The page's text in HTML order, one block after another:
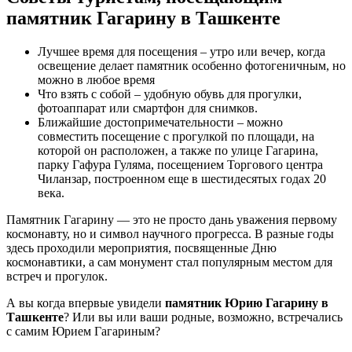
памятник Гагарину в Ташкенте
Лучшее время для посещения – утро или вечер, когда
освещение делает памятник особенно фотогеничным, но
можно в любое время
Что взять с собой – удобную обувь для прогулки,
фотоаппарат или смартфон для снимков.
Ближайшие достопримечательности – можно
совместить посещение с прогулкой по площади, на
которой он расположен, а также по улице Гагарина,
парку Гафура Гуляма, посещением Торгового центра
Чиланзар, построенном еще в шестидесятых годах 20
века.
Памятник Гагарину — это не просто дань уважения первому
космонавту, но и символ научного прогресса. В разные годы
здесь проходили мероприятия, посвященные Дню
космонавтики, а сам монумент стал популярным местом для
встреч и прогулок.
А вы когда впервые увидели памятник Юрию Гагарину в
Ташкенте? Или вы или ваши родные, возможно, встречались
с самим Юрием Гагариным?